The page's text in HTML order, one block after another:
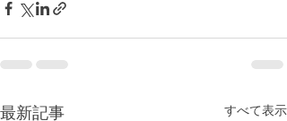
最新記事 すべて表示